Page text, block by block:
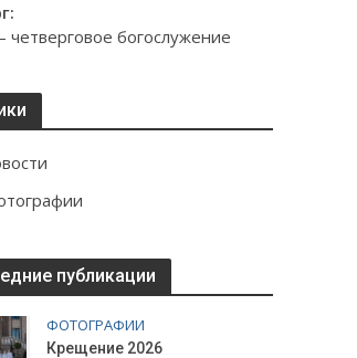
богослужение
публикации
ФОТОГРАФИИ
Крещение 2026